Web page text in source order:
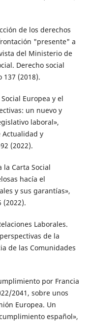
de los derechos
"presente" a
del Ministerio de
Derecho social
(2018).
Social Europea y el
un nuevo y
laboral»,
Actualidad y
(2022).
la Carta Social
hacía el
y sus garantías»,
(2022).
Laborales.
de la
de las Comunidades
por Francia
2041, sobre unos
Europea. Un
español»,